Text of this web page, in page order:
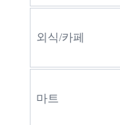
외식/카페
마트